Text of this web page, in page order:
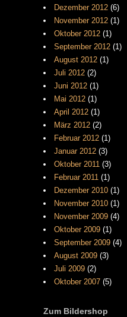
Dezember 2012(6)
November 2012(1)
Oktober 2012(1)
September 2012(1)
August 2012(1)
Juli 2012(2)
Juni 2012(1)
Mai 2012(1)
April 2012(1)
März 2012(2)
Februar 2012(1)
Januar 2012(3)
Oktober 2011(3)
Februar 2011(1)
Dezember 2010(1)
November 2010(1)
November 2009(4)
Oktober 2009(1)
September 2009(4)
August 2009(3)
Juli 2009(2)
Oktober 2007(5)
Zum Bildershop